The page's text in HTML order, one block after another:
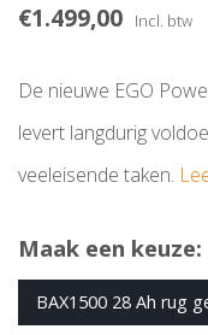
€1.499,00 Incl. btw
De nieuwe EGO
levert langdurig
veeleisende taken.
Maak een keuze:
BAX1500 28 Ah rug